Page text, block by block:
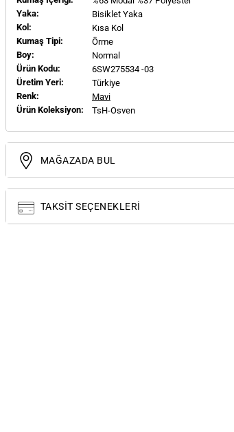
Yaka:
Bisiklet Yaka
Kol:
Kısa Kol
Kumaş Tipi:
Örme
Boy:
Normal
Ürün Kodu:
6SW275534 -03
Üretim Yeri:
Türkiye
Renk:
Mavi
Ürün Koleksiyon:
TsH-Osven
MAĞAZADA BUL
TAKSIT SEÇENEKLERI